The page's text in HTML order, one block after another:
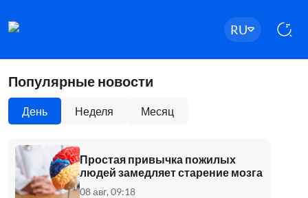
RU
Популярные новости
День Неделя Месяц
Простая привычка пожилых
людей замедляет старение мозга
08 авг, 09:18